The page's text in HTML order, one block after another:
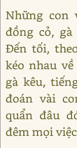
Những con
đồng cỏ,
Đến tối,
kéo nhau
gà kêu,
đoán vài
quẩn đâu
đêm mọi